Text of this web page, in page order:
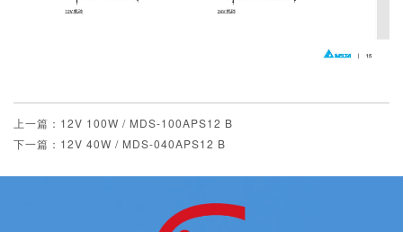
上一篇：12V 100W / MDS-100APS12 B
下一篇：12V 40W / MDS-040APS12 B